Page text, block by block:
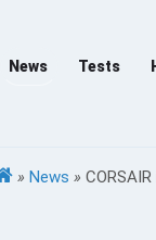
News Tests
» News »